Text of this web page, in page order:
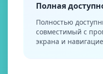
Полная
Полностью
совместимый с
экрана и